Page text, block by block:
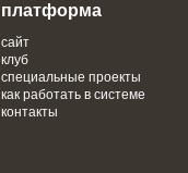
платформа
сайт
клуб
специальные проекты
как работать в системе
контакты